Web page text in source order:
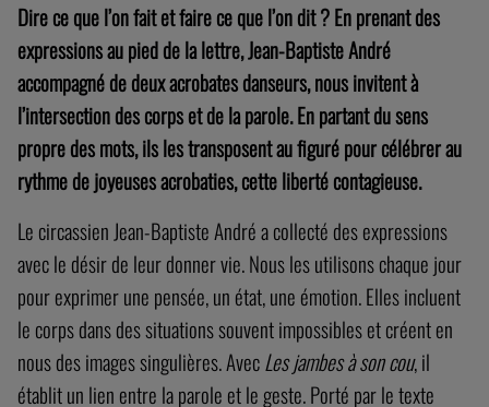
Dire ce que l’on fait et faire ce que l’on dit ? En prenant des
expressions au pied de la lettre, Jean-Baptiste André
accompagné de deux acrobates danseurs, nous invitent à
l’intersection des corps et de la parole. En partant du sens
propre des mots, ils les transposent au figuré pour célébrer au
rythme de joyeuses acrobaties, cette liberté contagieuse.
Le circassien Jean-Baptiste André a collecté des expressions
avec le désir de leur donner vie. Nous les utilisons chaque jour
pour exprimer une pensée, un état, une émotion. Elles incluent
le corps dans des situations souvent impossibles et créent en
nous des images singulières. AvecLes jambes à son cou, il
établit un lien entre la parole et le geste. Porté par le texte